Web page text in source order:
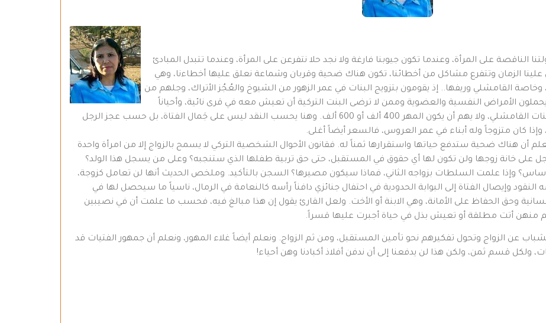
على المرأة، وعندما تكون جيوبنا فارغة ولا نجد حلا نتفرعن على المرأة، وعندما تتبدل المبادئ
الزمان وتتفرع مشاكل من أخطائنا، تكون هناك ضحية وقربان وشماعة نعلق عليها أخطاءنا، وهي
القامشلي وريفها.. إذ يقومون بتزويج البنات في عمر الزهور من الشيوخ والعُجُز الأتراك، وجلهم من
الأمراض النفسية والعضوية وممن لا ترضى البنت التركية أن تعيش معه في قرى نائية، وأحياناً
هروباً من التكاليف الباهظة للزواج، والحل عند بنات القامشلي، ولا يهم أن يكون المهر 400 ألف أو 600 ألف. وهنا يحسب النقد ليس على جَمال الفتاة، بل حسب عجز الرجل
كان متزوجاً وله أبناء في عمر العروس، فالسعر أيضاً أغلى.
أن هناك ضحية ستدفع حياتها واستقرارها ثمناً له. فقانون الأحوال الشخصية التركي لا يسمح بالزواج إلا من امرأة واحدة
على خانة زوجها ولن تكون لها أي حقوق في المستقبل، حتى حق تربية طفلها الذي ستنجبه؟ وعلى من يسجل هذا الولد؟
وإذا علمت السلطات بزواجه الثاني، فماذا سيكون مصيرها؟ السجن بالتأكيد. وملخص الحديث أنها لن تعامل كزوجة،
النقود وإيصال الفتاة إلى البوابة الحدودية في احتفال جنائزي دافناً رأسه كالنعامة في الرمال، ناسياً ما سيحصل لها في
وحق الحفاظ على الأمانة، وهي الابنة أو الأخت. ولعل القارئ يقول إن هذا مبالغ فيه، فحسب ما علمت أن في نصيبين
عن الزواج وتحول تفكيرهم نحو تأمين المستقبل، ومن ثم الزواج. ونعلم أيضاً غلاء المهور، ونعلم أن جمهور الفتيات قد
قسم ثمن، ولكن هذا لن يدفعنا إلى أن ندفن أفلاذ أكبادنا وهن أحياء!